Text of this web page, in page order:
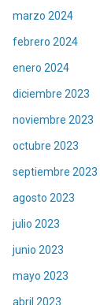
marzo 2024
febrero 2024
enero 2024
diciembre 2023
noviembre 2023
octubre 2023
septiembre 2023
agosto 2023
julio 2023
junio 2023
mayo 2023
abril 2023